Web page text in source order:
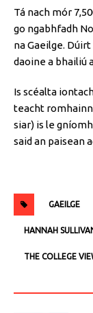
Tá nach mór
go ngabhfadh
na Gaeilge.
daoine a bhailiú
Is scéalta
teacht
siar) is le
said an paisean
GAEILGE
HANNAH
THE COLLEGE